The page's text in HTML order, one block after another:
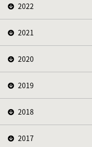
2022
2021
2020
2019
2018
2017